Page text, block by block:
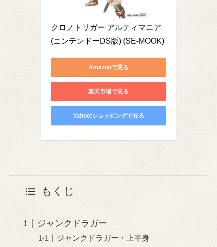
クロノトリガー アルティマニア
(ニンテンドーDS版) (SE-MOOK)
Amazonで見る
楽天市場で見る
Yahoo!ショッピングで見る
もくじ
ジャンクドラガー
ジャンクドラガー・上半身